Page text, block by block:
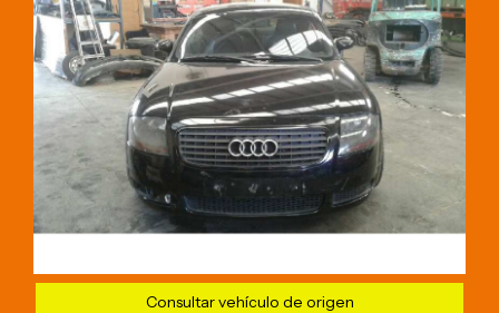
Consultar vehículo de origen